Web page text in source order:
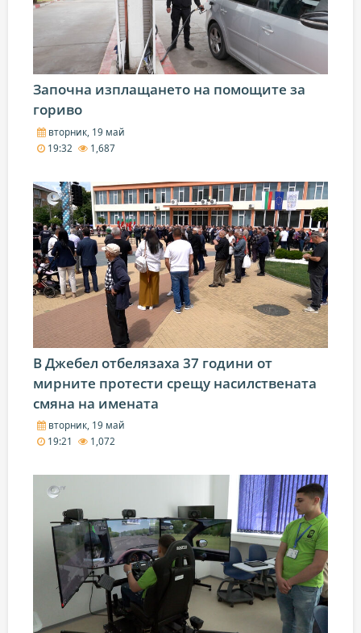
Започна изплащането на помощите за
гориво
вторник, 19 май
19:32
1,687
В Джебел отбелязаха 37 години от
мирните протести срещу насилствената
смяна на имената
вторник, 19 май
19:21
1,072